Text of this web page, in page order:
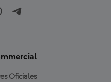
Oficiales